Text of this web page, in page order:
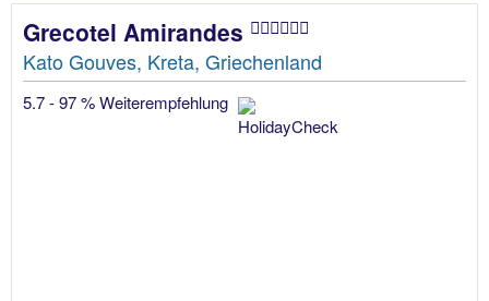
Grecotel Amirandes
Kato Gouves, Kreta, Griechenland
5.7 - 97 % Weiterempfehlung